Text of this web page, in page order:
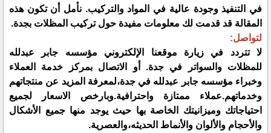
في التنفيذ وجودة عالية في المواد والتركيب. نأمل أن تكون هذه
المقالة قد قدمت لك معلومات مفيدة حول تركيب المظلات بجدة.
لتواصل:
لا تتردد في زيارة موقعنا الإلكتروني مؤسسه جابر عبدلله
للمظلات والسواتر في جدة. أو الاتصال بمركز خدمة العملاء
وخبراء مؤسسه جابر عبدلله في جدة،لمعرفة المزيد عن منتجاتهم
وخدماتهم.عملاء ممتازة واحترافية.وبارخص الاسعار لجميع
احتياجاتك وميزانيتك الخاصة بها حيث يوجد منها جميع الأشكال
والأحجام والألوان والأنماط الحديثه،والعصرية.